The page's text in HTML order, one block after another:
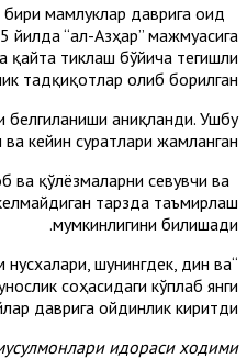
мамлуклар даврига оид
йилда “ал-Азҳар” мажмуасига
қайта тиклаш бўйича тегишли
тадқиқотлар олиб борилган”.
белгиланиши аниқланди. Ушбу
кейин суратлари жамланган.
ва қўлёзмаларни севувчи ва
тарзда таъмирлаш
мумкинлигини билишади.
нусхалари, шунингдек, дин ва
соҳасидаги кўплаб янги
даврига ойдинлик киритди.
идораси ходими